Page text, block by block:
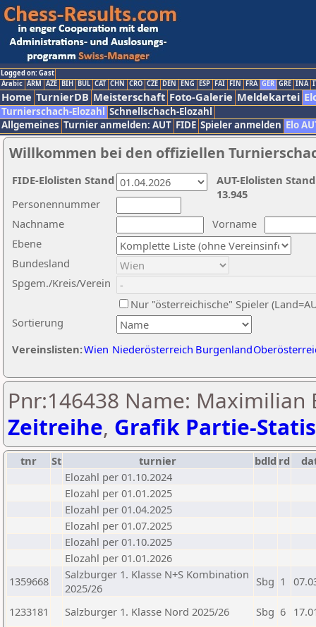
Logged on: Gast
Arabic ARM AZE BIH BUL CAT CHN CRO CZE DEN ENG ESP FAI FIN FRA GER GRE INA
Home TurnierDB Meisterschaft Foto-Galerie Meldekartei
Turnierschach-Elozahl Schnellschach-Elozahl
Allgemeines Turnier anmelden: AUT FIDE Spieler anmelden Elo
Willkommen bei den offiziellen
Nachname
Vorname
Ebene
Sortierung
Personennummer
Bundesland
Spgem./Kreis/Verein
Nur "österreichische" Spieler
Vereinslisten:Wien Niederösterreich Burgenland
AUT-Elolisten
13.945
FIDE-Elolisten Stand
Pnr:146438 Name: Maximilian
Zeitreihe, Grafik Partie-
tnr St turnier bdld rd
Elozahl per 01.10.2024
Elozahl per 01.01.2025
Elozahl per 01.04.2025
Elozahl per 01.07.2025
Elozahl per 01.10.2025
Elozahl per 01.01.2026
1359668
Salzburger 1. Klasse N+S Kombination
2025/26
Sbg 1
1233181 Salzburger 1. Klasse Nord 2025/26 Sbg 6